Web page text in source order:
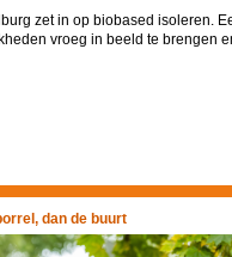
zet in op biobased isoleren.
vroeg in beeld te brengen
dan de buurt